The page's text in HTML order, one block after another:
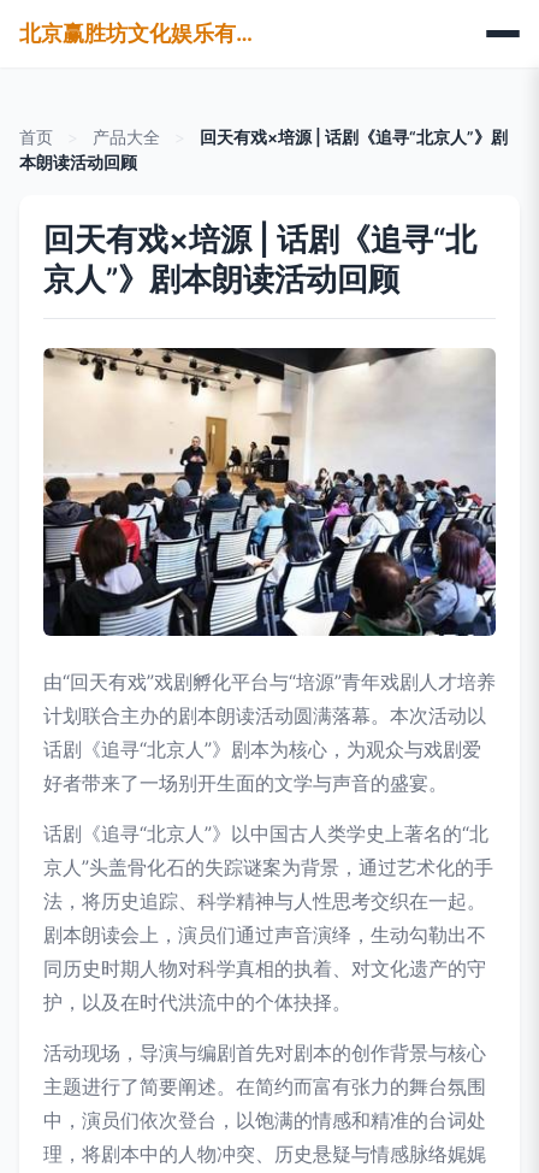
北京赢胜坊文化娱乐有限公司
首页 产品大全
回天有戏×培源 | 话剧《追寻“北京人”》剧
本朗读活动回顾
回天有戏×培源 | 话剧《追寻“北
京人”》剧本朗读活动回顾
由“回天有戏”戏剧孵化平台与“培源”青年戏剧人才培养
计划联合主办的剧本朗读活动圆满落幕。本次活动以
话剧《追寻“北京人”》剧本为核心，为观众与戏剧爱
好者带来了一场别开生面的文学与声音的盛宴。
话剧《追寻“北京人”》以中国古人类学史上著名的“北
京人”头盖骨化石的失踪谜案为背景，通过艺术化的手
法，将历史追踪、科学精神与人性思考交织在一起。
剧本朗读会上，演员们通过声音演绎，生动勾勒出不
同历史时期人物对科学真相的执着、对文化遗产的守
护，以及在时代洪流中的个体抉择。
活动现场，导演与编剧首先对剧本的创作背景与核心
主题进行了简要阐述。在简约而富有张力的舞台氛围
中，演员们依次登台，以饱满的情感和精准的台词处
理，将剧本中的人物冲突、历史悬疑与情感脉络娓娓